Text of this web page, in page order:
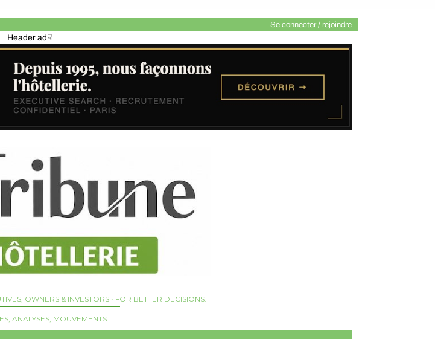
Se connecter / rejoindre
Header ad☟
OWNERS & INVESTORS • FOR BETTER DECISIONS.
ANALYSES, MOUVEMENTS